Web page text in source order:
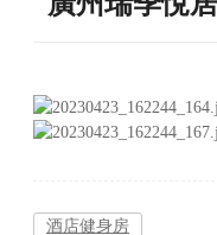
酒店健身房